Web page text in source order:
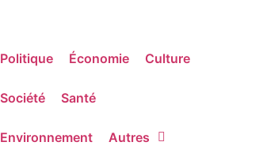
Politique Économie Culture
Société Santé
Environnement Autres